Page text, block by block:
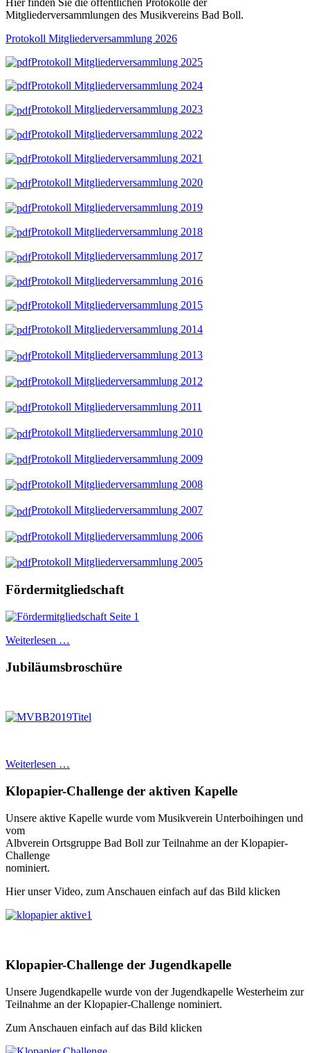
Hier finden Sie die öffentlichen Protokolle der
Mitgliederversammlungen des Musikvereins Bad Boll.
Protokoll Mitgliederversammlung 2026
Protokoll Mitgliederversammlung 2025
Protokoll Mitgliederversammlung 2024
Protokoll Mitgliederversammlung 2023
Protokoll Mitgliederversammlung 2022
Protokoll Mitgliederversammlung 2021
Protokoll Mitgliederversammlung 2020
Protokoll Mitgliederversammlung 2019
Protokoll Mitgliederversammlung 2018
Protokoll Mitgliederversammlung 2017
Protokoll Mitgliederversammlung 2016
Protokoll Mitgliederversammlung 2015
Protokoll Mitgliederversammlung 2014
Protokoll Mitgliederversammlung 2013
Protokoll Mitgliederversammlung 2012
Protokoll Mitgliederversammlung 2011
Protokoll Mitgliederversammlung 2010
Protokoll Mitgliederversammlung 2009
Protokoll Mitgliederversammlung 2008
Protokoll Mitgliederversammlung 2007
Protokoll Mitgliederversammlung 2006
Protokoll Mitgliederversammlung 2005
Fördermitgliedschaft
Weiterlesen …
Jubiläumsbroschüre
Weiterlesen …
Klopapier-Challenge der aktiven Kapelle
Unsere aktive Kapelle wurde vom Musikverein Unterboihingen und
vom
Albverein Ortsgruppe Bad Boll zur Teilnahme an der Klopapier-
Challenge
nominiert.
Hier unser Video, zum Anschauen einfach auf das Bild klicken
Klopapier-Challenge der Jugendkapelle
Unsere Jugendkapelle wurde von der Jugendkapelle Westerheim zur
Teilnahme an der Klopapier-Challenge nominiert.
Zum Anschauen einfach auf das Bild klicken